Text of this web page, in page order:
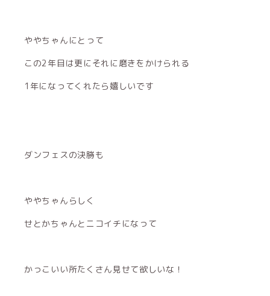
ややちゃんにとって
この2年目は更にそれに磨きをかけられる
1年になってくれたら嬉しいです
ダンフェスの決勝も
ややちゃんらしく
せとかちゃんとニコイチになって
かっこいい所たくさん見せて欲しいな！